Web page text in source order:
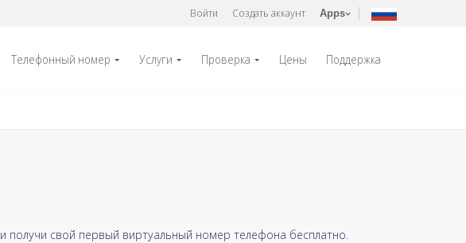
Войти Создать аккаунт Apps
Телефонный номер Услуги Проверка Цены Поддержка
и получи свой первый виртуальный номер телефона бесплатно.